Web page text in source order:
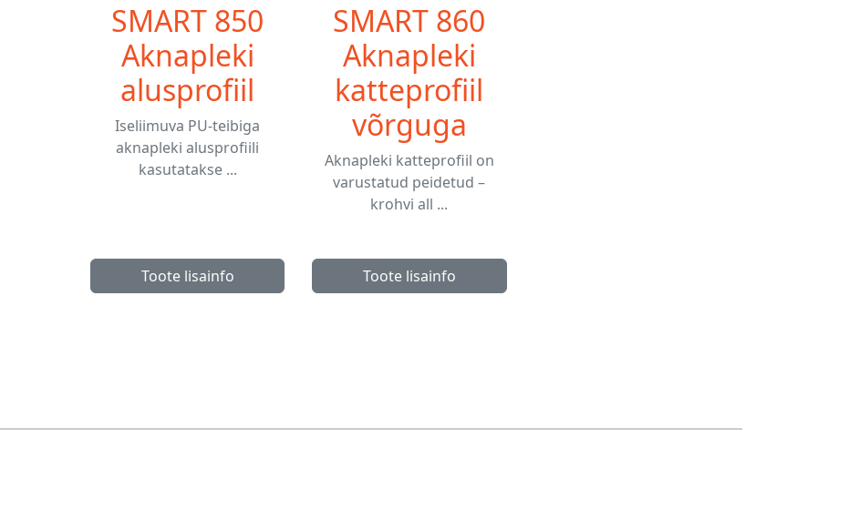
SMART 850
Aknapleki
alusprofiil
Iseliimuva PU-teibiga
aknapleki alusprofiili
kasutatakse ...
Toote lisainfo
SMART 860
Aknapleki
katteprofiil
võrguga
Aknapleki katteprofiil on
varustatud peidetud –
krohvi all ...
Toote lisainfo